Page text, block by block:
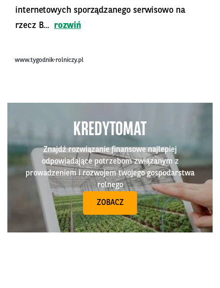
internetowych sporządzanego serwisowo na
rzecz B...
rozwiń
www.tygodnik-rolniczy.pl
KREDYTOMAT
Znajdź rozwiązanie finansowe najlepiej
odpowiadające potrzebom związanym z
prowadzeniem i rozwojem twojego gospodarstwa
rolnego
ZOBACZ